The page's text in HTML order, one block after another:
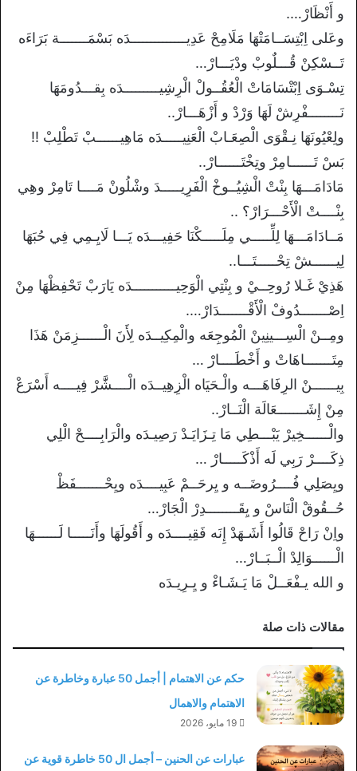
و أَنْظَارْ….
وعَلى اِبْتِسَــامَتْهَا مَلَامِحْ عَدِيــــــــــــــدَه بَسْمَـــــــة بَرَاءَه
تَــسْكِنْ قُـــلٌوبْ ودْيَـــارْ…
تِسْـوَى اِبْتْسَامَاتْ الْعُقُــولْ الْرِشِيـــــــــدَه بِقـــدُومَهَا
نَــــــــفْرِشْ لَهَا وَرْدْ و أَزْهَـــارْ..
ولِعْيُونَهَا نِـقْوَى الْصِعَـابْ الْعَنِيـــــدَه مَاهِيــــــبْ تَطْلِبْ !!
بَسْ تَــــــامِرْ وتِخْتَــــــارْ..
مَادَامَـــهَا بِنْتْ الْشِيُــوخْ الْفَرِِيـــــدَ وشْلُونْ مَــــا تَامِرْ وهِي
بِنْــــتْ الْأَحْـــرَارْ؟ ..
مَــادَامَـــهَا لِلِّـــــي مِلَـــــكْنَا حَفِيـــدَه يَـــا لَايِـمِي فِي حُبَهَا
لِيــــــشْ تِحْـــــتَـــا..
هَذِيْ غَـلا رُوحِــيْ و بِنْتِي الْوَحِيـــــــــــدَه يَارَبْ تَحْفِظْهَا مِنْ
اِصْـــــــدُوفْ الْأَقْـــــــدَارْ….
ومِــنْ الْسِـــينِينْ الْمُوجِعَه والْمِكِيــدَه لِأَنَ الْــــــزِمَنْ هَذَا
مِتَـــــــاهَاتْ و أَخْطَــــارْ …
بِيــــــنْ الرِفَاهَـــه والْـحَيَاه الْزِهِيــدَه الْــــشََّرْ فِيــــه أَسْرَعْ
مِنْ إِشَـــــــعَالَة الْنَــارْ..
والْــــــخِيرْ يَبْـــطِي مَا تِـزَايَـدْ رَصِيـدَه والْرَابِــــحْ الْلِي
ذِكَــــرْ رَبِي لَه أَذْكَـــــارْ …
ويِصَلِي فُــــرُوضَــه و يِرحَــمْ عَبِيــــدَه ويِحْـــــــفَظْ
حُــقُوقْ الْنَاسْ و يِقَــــــــدِرْ الْجَارْ…
واِنْ رَاحْ قَالُوا أَشَـهَدْ إِنَه فَقِيــــدَه و أَقُولَهَا وأَنَـــــا لَــــــهَا
الْــــــوَالِدْ الْــبَــارْ…
و الله يـفْعَــلْ مَا يَـشَـاءْ و يِـرِيـدَه
مقالات ذات صلة
حكم عن الاهتمام | أجمل 50 عبارة وخاطرة عن
الاهتمام والاهمال
19 مايو، 2026
عبارات عن الحنين – أجمل ال 50 خاطرة قوية عن